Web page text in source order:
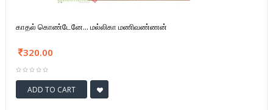
காதல் கொண்டேனே... மல்லிகா மணிவண்ணன்
320.00
ADD TO CART